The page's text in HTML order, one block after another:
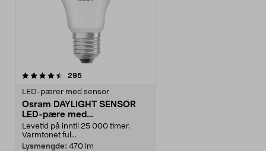
295anmeldelser
LED-pærer med sensor
Osram DAYLIGHT SENSOR
LED-pære med
skumringsrelé
Levetid på inntil 25 000 timer.
Varmtonet ful...
Lysmengde: 470 lm